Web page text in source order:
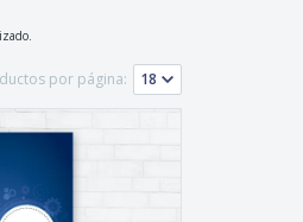
por página: